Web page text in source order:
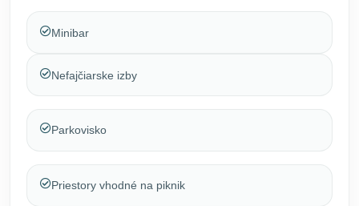
Minibar
Nefajčiarske izby
Parkovisko
Priestory vhodné na piknik